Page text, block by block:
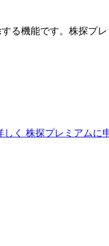
る機能です。 株探プ
しく 株探プレミアムに